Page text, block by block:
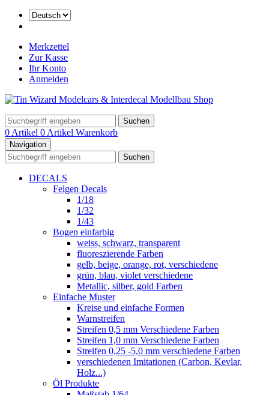
Merkzettel
Zur Kasse
Ihr Konto
Anmelden
Suchen
0 Artikel 0 Artikel Warenkorb
Navigation
Suchen
DECALS
Felgen Decals
1/18
1/32
1/43
Bogen einfarbig
weiss, schwarz, transparent
fluoreszierende Farben
gelb, beige, orange, rot, verschiedene
grün, blau, violet verschiedene
Metallic, silber, gold Farben
Einfache Muster
Kreise und einfache Formen
Warnstreifen
Streifen 0,5 mm Verschiedene Farben
Streifen 1,0 mm Verschiedene Farben
Streifen 0,25 -5,0 mm verschiedene Farben
verschiedenen Imitationen (Carbon, Kevlar,
Holz...)
Öl Produkte